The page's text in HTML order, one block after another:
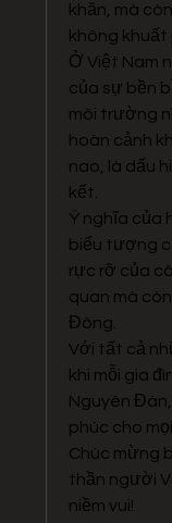
khăn, mà
không
Ở Việt Nam
của sự bền
môi trường
hoàn cảnh
nao, là dấu
kết.
Ý nghĩa của
biểu tượng
rực rỡ của
quan mà
Đông.
Với tất cả
khi mỗi gia
Nguyên
phúc cho
Chúc mừng
thần người
niềm vui!